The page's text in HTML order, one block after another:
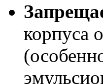
корпуса